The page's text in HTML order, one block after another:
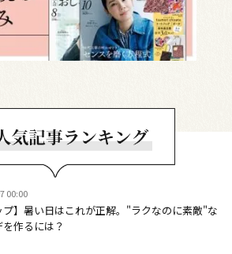
00:00
プ】暑い日はこれが正解。"ラクなのに素敵"な
作るには？